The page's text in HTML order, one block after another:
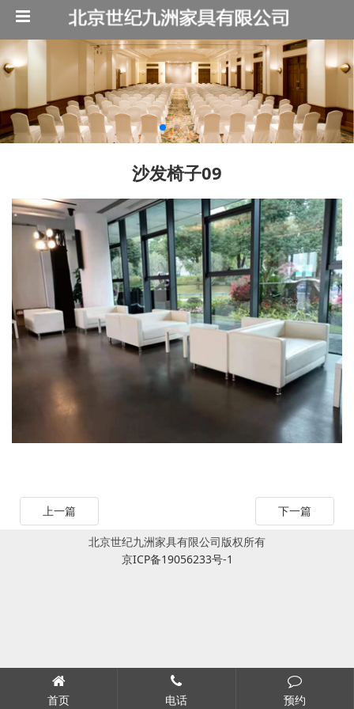
沙发椅子09
上一篇 下一篇
北京世纪九洲家具有限公司版权所有
京ICP备19056233号-1
首页 电话 预约